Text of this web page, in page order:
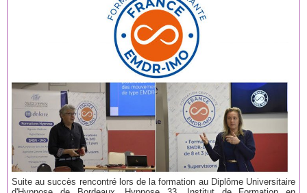
Suite au succès rencontré lors de la formation au Diplôme Universitaire